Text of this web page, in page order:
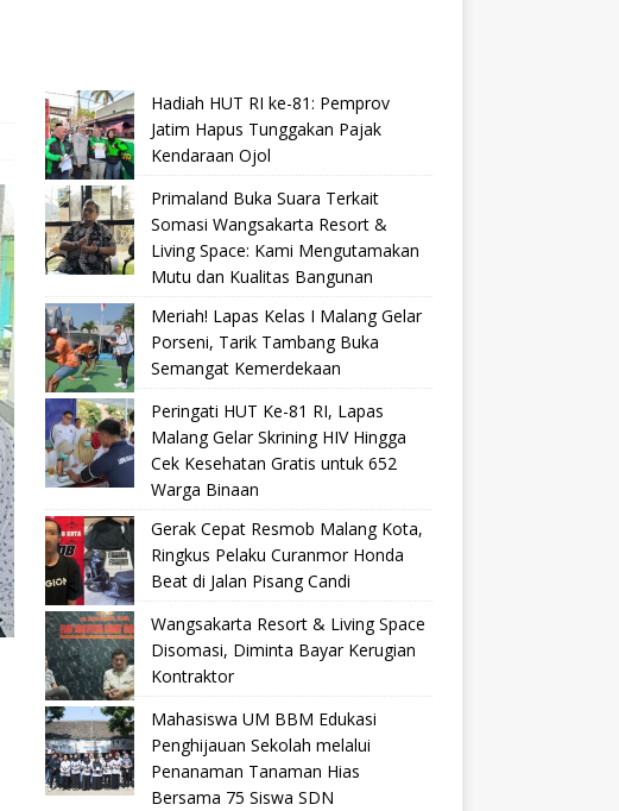
Hadiah HUT RI ke-81: Pemprov
Jatim Hapus Tunggakan Pajak
Kendaraan Ojol
Primaland Buka Suara Terkait
Somasi Wangsakarta Resort &
Living Space: Kami Mengutamakan
Mutu dan Kualitas Bangunan
Meriah! Lapas Kelas I Malang Gelar
Porseni, Tarik Tambang Buka
Semangat Kemerdekaan
Peringati HUT Ke-81 RI, Lapas
Malang Gelar Skrining HIV Hingga
Cek Kesehatan Gratis untuk 652
Warga Binaan
Gerak Cepat Resmob Malang Kota,
Ringkus Pelaku Curanmor Honda
Beat di Jalan Pisang Candi
Wangsakarta Resort & Living Space
Disomasi, Diminta Bayar Kerugian
Kontraktor
Mahasiswa UM BBM Edukasi
Penghijauan Sekolah melalui
Penanaman Tanaman Hias
Bersama 75 Siswa SDN